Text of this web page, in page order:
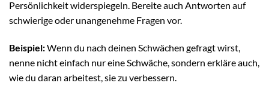
Persönlichkeit widerspiegeln. Bereite auch Antworten auf
schwierige oder unangenehme Fragen vor.
Beispiel:Wenn du nach deinen Schwächen gefragt wirst,
nenne nicht einfach nur eine Schwäche, sondern erkläre auch,
wie du daran arbeitest, sie zu verbessern.